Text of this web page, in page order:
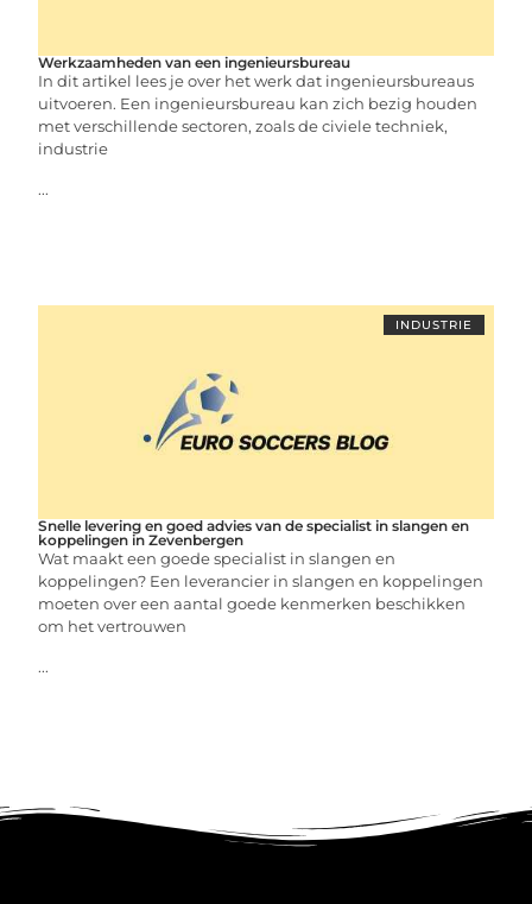
Werkzaamheden van een ingenieursbureau
In dit artikel lees je over het werk dat ingenieursbureaus
uitvoeren. Een ingenieursbureau kan zich bezig houden
met verschillende sectoren, zoals de civiele techniek,
industrie
...
INDUSTRIE
Snelle levering en goed advies van de specialist in slangen en
koppelingen in Zevenbergen
Wat maakt een goede specialist in slangen en
koppelingen? Een leverancier in slangen en koppelingen
moeten over een aantal goede kenmerken beschikken
om het vertrouwen
...